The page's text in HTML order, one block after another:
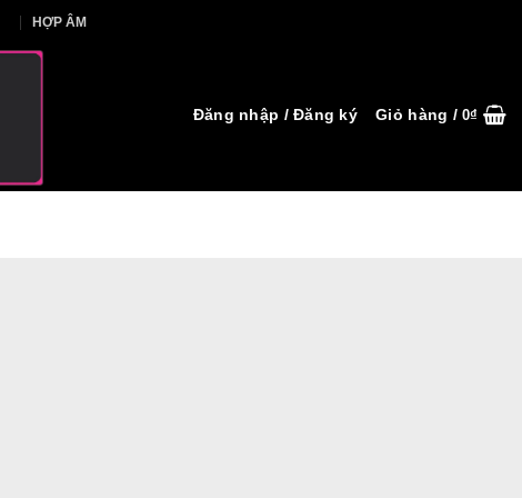
VIẾT HỢP ÂM
Đăng nhập / Đăng ký